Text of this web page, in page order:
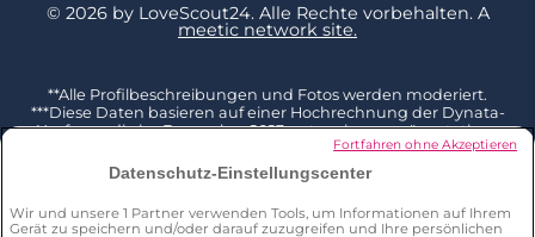
© 2026 by LoveScout24. Alle Rechte vorbehalten. A
meetic network site.
**Alle Profilbeschreibungen und Fotos werden moderiert.
***Diese Daten basieren auf einer Hochrechnung der Dynata-
Umfrage, die im Dezember 2023 unter einer repräsentativen
Stichprobe von 2002 Befragten ab 18 Jahren in Deutschland
durchgeführt und mit der Gesamtbevölkerung dieser
Altersgruppe (Quelle Eurostat 2023) kombiniert wurde. 3 % der
kennengelernt zu haben F: Hast du jemals die folgenden
Datenschutz-Einstellungscenter
Wir und unsere 1 Partner verwenden Tools, um Informationen auf Ihrem
Gerät zu speichern und/oder darauf zuzugreifen und Ihre persönlichen
Fortfahren ohne Akzeptieren